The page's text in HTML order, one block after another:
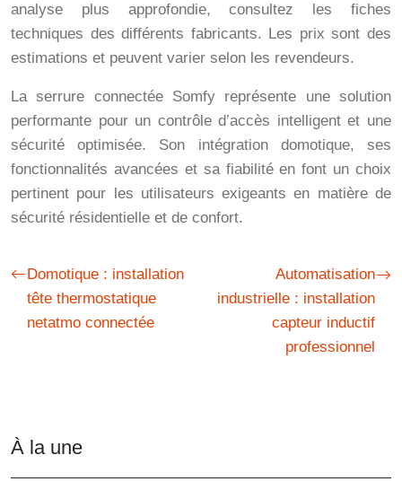
analyse plus approfondie, consultez les fiches
techniques des différents fabricants. Les prix sont des
estimations et peuvent varier selon les revendeurs.
La serrure connectée Somfy représente une solution
performante pour un contrôle d’accès intelligent et une
sécurité optimisée. Son intégration domotique, ses
fonctionnalités avancées et sa fiabilité en font un choix
pertinent pour les utilisateurs exigeants en matière de
sécurité résidentielle et de confort.
Domotique : installation
tête thermostatique
netatmo connectée
Automatisation
industrielle : installation
capteur inductif
professionnel
À la une